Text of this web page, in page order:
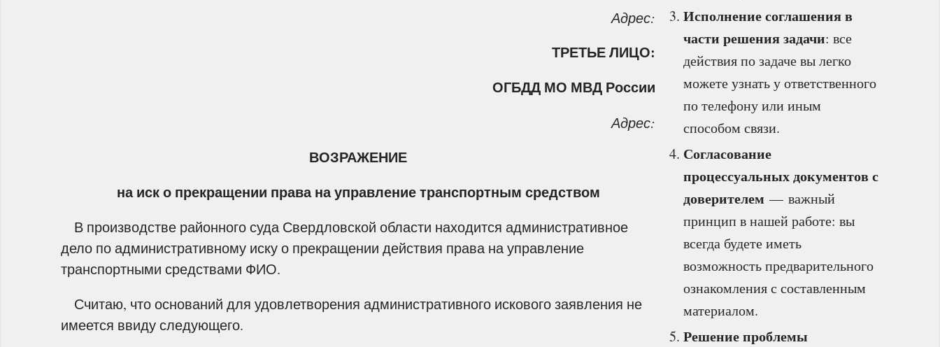
Адрес:
ТРЕТЬЕ ЛИЦО:
ОГБДД МО МВД России
Адрес:
ВОЗРАЖЕНИЕ
на иск о прекращении права на управление транспортным средством
В производстве районного суда Свердловской области находится административное
дело по административному иску о прекращении действия права на управление
транспортными средствами ФИО.
Считаю, что оснований для удовлетворения административного искового заявления не
имеется ввиду следующего.
Исполнение соглашения в
части решения задачи: все
действия по задаче вы легко
можете узнать у ответственного
по телефону или иным
способом связи.
Согласование
процессуальных документов с
доверителем — важный
принцип в нашей работе: вы
всегда будете иметь
возможность предварительного
ознакомления с составленным
материалом.
Решение проблемы